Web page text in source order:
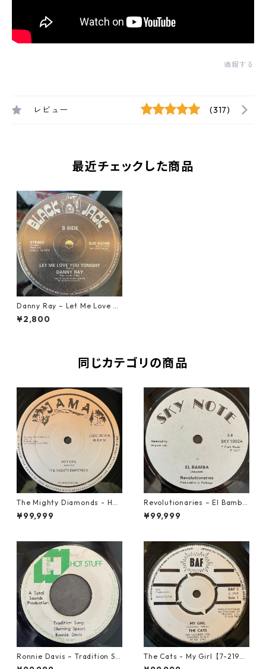
通報する
レビュー (317)
最近チェックした商品
Danny Ray – Let Me Love Yo
u Tonight【12-30001】
¥2,800
同じカテゴリの商品
The Mighty Diamonds - Hey
Girl【12-50053】
¥99,999
Revolutionaries – El Bamba
【7-21855】
¥99,999
Ronnie Davis – Tradition So
ng【7-22003】
The Cats - My Girl【7-2190
6】